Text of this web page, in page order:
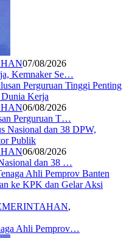
07/08/2026
Kemnaker Se…
06/08/2026
Perguruan T…
06/08/2026
dan 38 …
,
Ahli Pemprov…